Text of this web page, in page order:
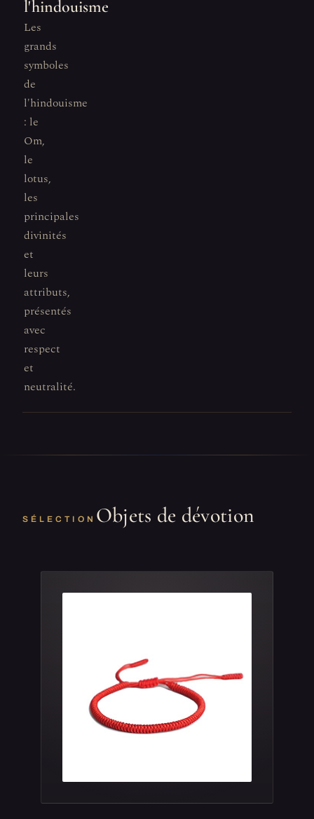
l'hindouisme
Les
grands
symboles
de
l'hindouisme
: le
Om,
le
lotus,
les
principales
divinités
et
leurs
attributs,
présentés
avec
respect
et
neutralité.
SÉLECTION Objets de dévotion